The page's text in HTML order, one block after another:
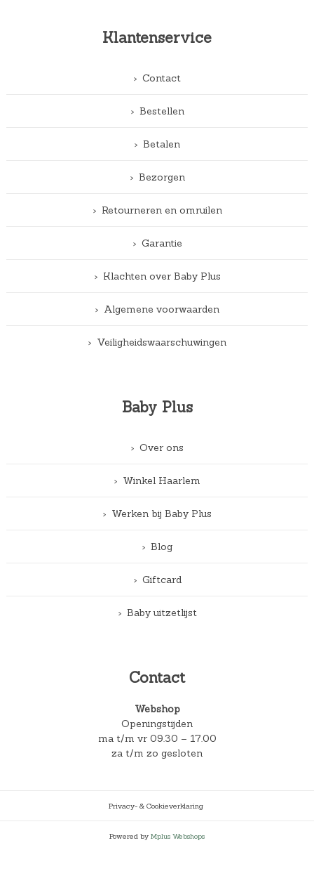
Klantenservice
Contact
Bestellen
Betalen
Bezorgen
Retourneren en omruilen
Garantie
Klachten over Baby Plus
Algemene voorwaarden
Veiligheidswaarschuwingen
Baby Plus
Over ons
Winkel Haarlem
Werken bij Baby Plus
Blog
Giftcard
Baby uitzetlijst
Contact
Webshop
Openingstijden
ma t/m vr 09.30 – 17.00
za t/m zo gesloten
Privacy- & Cookieverklaring
Powered by Mplus Webshops